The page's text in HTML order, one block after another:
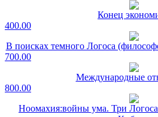
Конец
400.00
В поисках темного Логоса
700.00
Международные
800.00
Ноомахия:войны ума. Три